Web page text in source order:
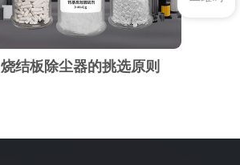
烧结板除尘器的挑选原则